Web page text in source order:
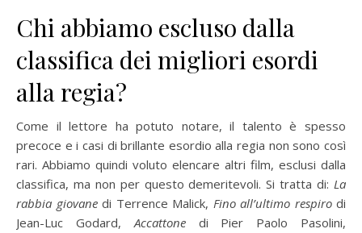
Chi abbiamo escluso dalla
classifica dei migliori esordi
alla regia?
Come il lettore ha potuto notare, il talento è spesso
precoce e i casi di brillante esordio alla regia non sono così
rari. Abbiamo quindi voluto elencare altri film, esclusi dalla
classifica, ma non per questo demeritevoli. Si tratta di: La
rabbia giovanedi Terrence Malick, Fino all’ultimo respirodi
Jean-Luc Godard,Accattone di Pier Paolo Pasolini,